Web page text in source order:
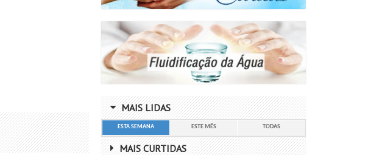
MAIS LIDAS
ESTA SEMANA ESTE MÊS TODAS
MAIS CURTIDAS